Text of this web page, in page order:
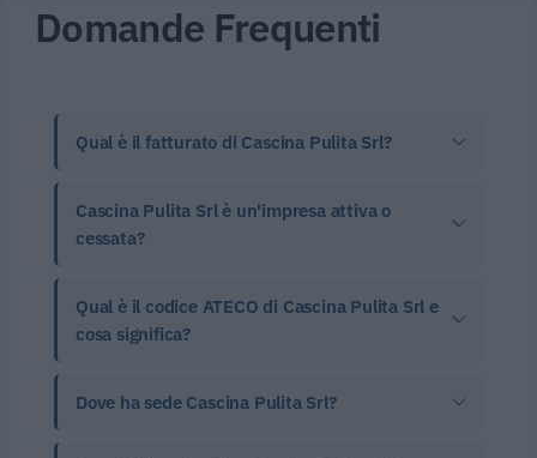
Domande Frequenti
Qual è il fatturato di Cascina Pulita Srl?
Cascina Pulita Srl è un'impresa attiva o
cessata?
Qual è il codice ATECO di Cascina Pulita Srl e
cosa significa?
Dove ha sede Cascina Pulita Srl?